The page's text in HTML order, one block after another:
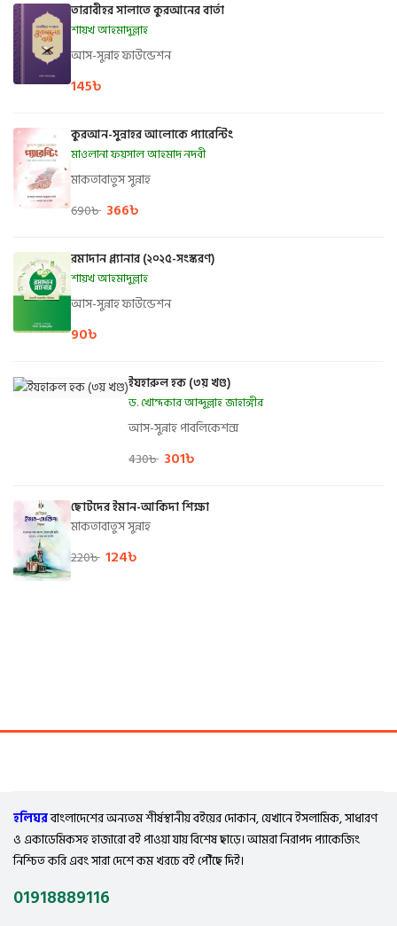
তারাবীহর সালাতে কুরআনের বার্তা
শায়খ আহমাদুল্লাহ
আস-সুন্নাহ ফাউন্ডেশন
145৳
কুরআন-সুন্নাহর আলোকে প্যারেন্টিং
মাওলানা ফয়সাল আহমাদ নদবী
মাকতাবাতুস সুন্নাহ
690৳ 366৳
রমাদান প্ল্যানার (২০২৫-সংস্করণ)
শায়খ আহমাদুল্লাহ
আস-সুন্নাহ ফাউন্ডেশন
90৳
ইযহারুল হক (৩য় খণ্ড)
ড. খোন্দকার আব্দুল্লাহ জাহাঙ্গীর
আস-সুন্নাহ পাবলিকেশন্স
430৳ 301৳
ছোটদের ইমান-আকিদা শিক্ষা
মাকতাবাতুস সুন্নাহ
220৳ 124৳
হলিঘরবাংলাদেশের অন্যতম শীর্ষস্থানীয় বইয়ের দোকান, যেখানে ইসলামিক, সাধারণ
ও একাডেমিকসহ হাজারো বই পাওয়া যায় বিশেষ ছাড়ে। আমরা নিরাপদ প্যাকেজিং
নিশ্চিত করি এবং সারা দেশে কম খরচে বই পৌঁছে দিই।
01918889116